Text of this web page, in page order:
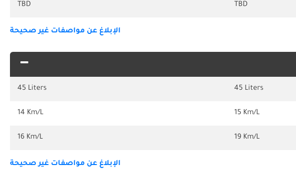
TBD
TBD
الإبلاغ عن مواصفات غير صحيحة
45 Liters
45 Liters
15 Km/L
14 Km/L
19 Km/L
16 Km/L
الإبلاغ عن مواصفات غير صحيحة